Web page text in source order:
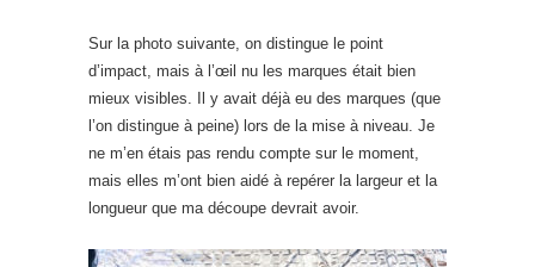
Sur la photo suivante, on distingue le point
d’impact, mais à l’œil nu les marques était bien
mieux visibles. Il y avait déjà eu des marques (que
l’on distingue à peine) lors de la mise à niveau. Je
ne m’en étais pas rendu compte sur le moment,
mais elles m’ont bien aidé à repérer la largeur et la
longueur que ma découpe devrait avoir.